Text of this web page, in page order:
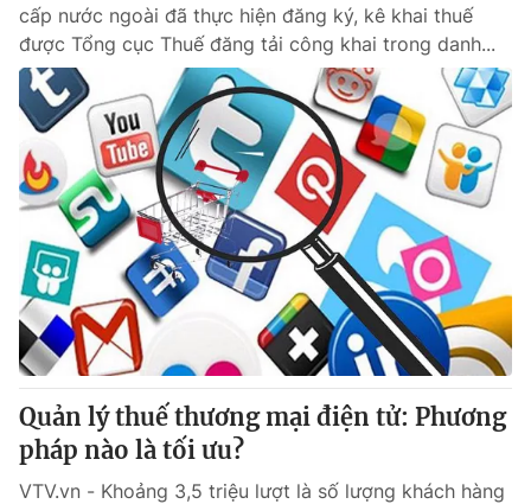
cấp nước ngoài đã thực hiện đăng ký, kê khai thuế
được Tổng cục Thuế đăng tải công khai trong danh...
Quản lý thuế thương mại điện tử: Phương
pháp nào là tối ưu?
VTV.vn - Khoảng 3,5 triệu lượt là số lượng khách hàng